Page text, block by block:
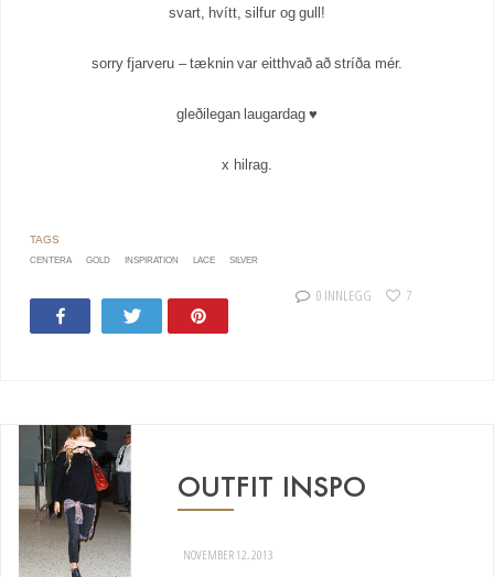
svart, hvítt, silfur og gull!
sorry fjarveru – tæknin var eitthvað að stríða mér.
gleðilegan laugardag ♥
x hilrag.
CENTERA GOLD INSPIRATION LACE SILVER
Tweet
0 INNLEGG 7
OUTFIT INSPO
NOVEMBER 12, 2013